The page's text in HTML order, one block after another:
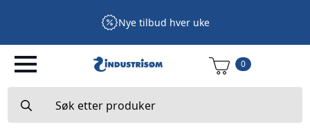
Nye tilbud hver uke
0
for: